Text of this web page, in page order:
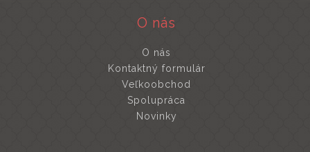
O nás
O nás
Kontaktný formulár
Veľkoobchod
Spolupráca
Novinky